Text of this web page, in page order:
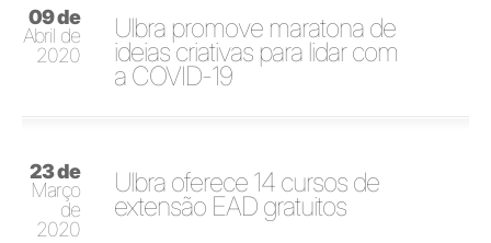
09 de
Abril de
2020
Ulbra promove maratona de
ideias criativas para lidar com
a COVID-19
23 de
Março
de
2020
Ulbra oferece 14 cursos de
extensão EAD gratuitos